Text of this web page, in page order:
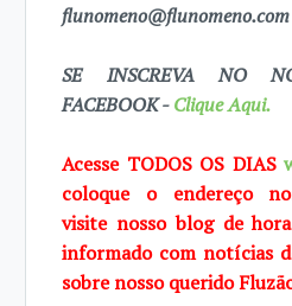
flunomeno@flunomeno.com
SE INSCREVA NO
FACEBOOK -Clique Aqui.
Acesse TODOS OS DIAS
coloque o endereço
visite nosso blog de
informado com notícias
sobrenosso querido